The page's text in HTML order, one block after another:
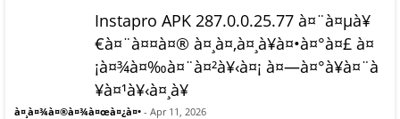
Instapro APK 287.0.0.25.77 à¤¨à¤µà¥
€à¤¨à¤¤à¤® à¤¸à¤‚à¤¸à¥à¤•à¤°à¤£ à¤
¡à¤¾à¤‰à¤¨à¤²à¥‹à¤¡ à¤—à¤°à¥à¤¨à
¥à¤¹à¥‹à¤¸à¥
à¤¸à¤¾à¤®à¤¾à¤œà¤¿à¤• - Apr 11, 2026